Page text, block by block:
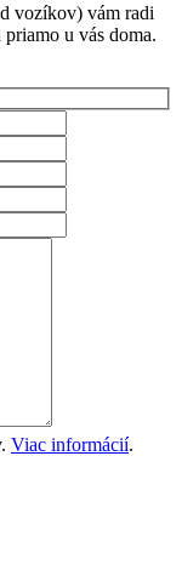
vozíkov) vám radi
u vás doma.
Viac informácií.